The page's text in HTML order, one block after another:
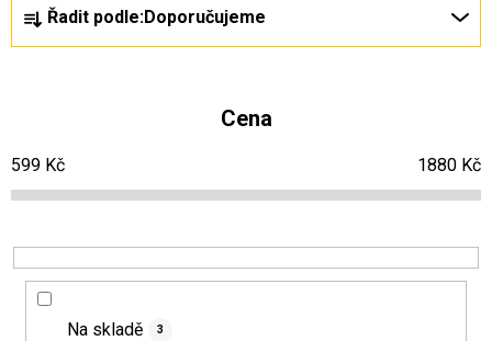
a
í
p
r
o
Řadit podle:Doporučujeme
Cena
599 Kč 1880 Kč
Na skladě 3
ý
p
r
o
d